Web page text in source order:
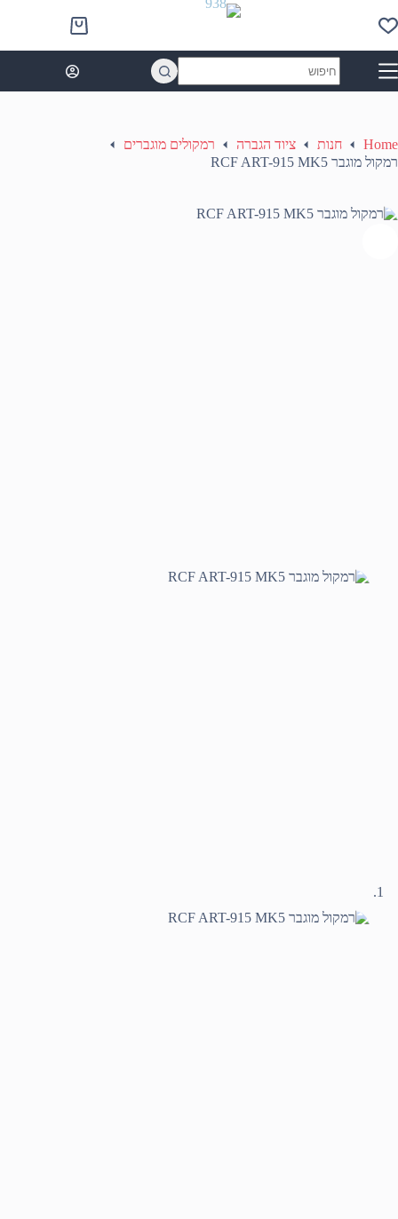
to
content
Shopping
cart
results
Home חנות ציוד הגברה
רמקולים מוגברים
רמקול מוגבר RCF ART-915 MK5